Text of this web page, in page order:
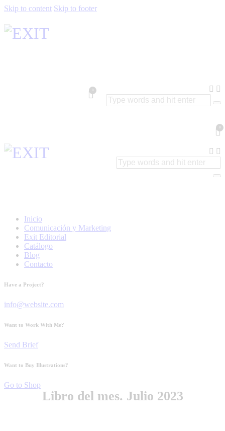
Skip to content Skip to footer
Inicio
Comunicación y Marketing
Exit Editorial
Catálogo
Blog
Contacto
Have a Project?
info@website.com
Want to Work With Me?
Send Brief
Want to Buy Illustrations?
Go to Shop
Libro del mes. Julio 2023